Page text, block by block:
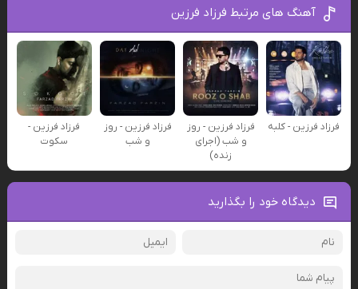
آهنگ های مرتبط فرزاد فرزین
فرزاد فرزین - کلبه
فرزاد فرزین - روز
و شب (اجرای
زنده)
فرزاد فرزین - روز
و شب
فرزاد فرزین -
سکوت
دیدگاه خود را بگذارید